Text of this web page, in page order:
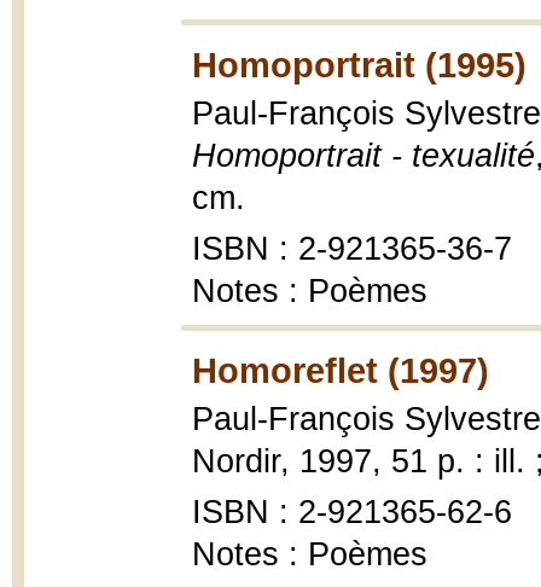
Homoportrait (1995)
Paul-François
Homoportrait - texualité
cm.
ISBN : 2-921365-36-7
Notes : Poèmes
Homoreflet (1997)
Paul-François
Nordir, 1997, 51 p. : ill.
ISBN : 2-921365-62-6
Notes : Poèmes